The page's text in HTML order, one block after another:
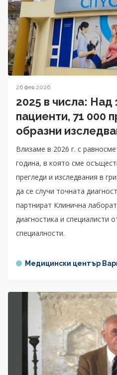
26 фев 2026
2025 в числа: Над
пациенти, 71 000
образни
Влизаме в 2026 г. с
година, в която сме
прегледи и изследвания в
да се случи точната
партнират Клинична
диагностика и специалисти
специалности.
Медицински център